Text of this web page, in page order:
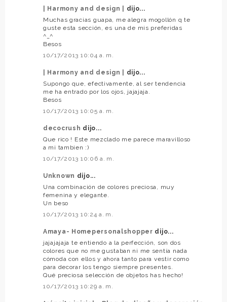
| Harmony and design |
dijo...
Muchas gracias guapa, me alegra mogollón q te
guste esta sección, es una de mis preferidas
^_^
Besos
10/17/2013 10:04 a. m.
| Harmony and design |
dijo...
Supongo que, efectivamente, al ser tendencia
me ha entrado por los ojos, jajajaja.
Besos
10/17/2013 10:05 a. m.
decocrush dijo...
Que rico ! Este mezclado me parece maravilloso
a mi tambien :)
10/17/2013 10:06 a. m.
Unknown dijo...
Una combinación de colores preciosa, muy
femenina y elegante.
Un beso
10/17/2013 10:24 a. m.
Amaya- Homepersonalshopper dijo...
jajajajaja te entiendo a la perfección, son dos
colores que no me gustaban ni me sentía nada
cómoda con ellos y ahora tanto para vestir como
para decorar los tengo siempre presentes.
Qué preciosa selección de objetos has hecho!
10/17/2013 10:29 a. m.